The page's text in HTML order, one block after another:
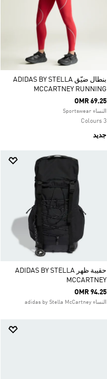
بنطال ضيّق ADIDAS BY STELLA
MCCARTNEY RUNNING
OMR 69.25
النساء Sportswear
3 Colours
جديد
حقيبة ظهر ADIDAS BY STELLA
MCCARTNEY
OMR 94.25
النساء adidas by Stella McCartney